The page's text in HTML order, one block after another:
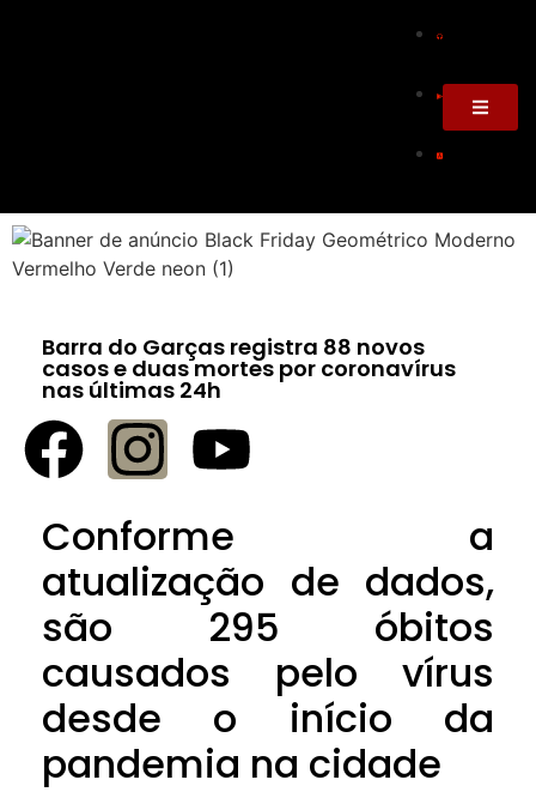
Barra do Garças registra 88 novos
casos e duas mortes por coronavírus
nas últimas 24h
Conforme a
atualização de dados,
são 295 óbitos
causados pelo vírus
desde o início da
pandemia na cidade